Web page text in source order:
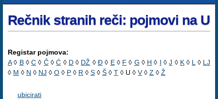
Rečnik stranih reči: pojmovi na U
Registar pojmova:
A◊ B◊C ◊ Č◊Ć ◊ D◊ DŽ ◊ Đ◊ E◊ F ◊ G ◊ H ◊ I ◊J ◊ K◊ L ◊ LJ
◊ M ◊ N ◊ NJ ◊ O ◊ P ◊ R ◊ S ◊ Š ◊ T ◊ U ◊ V◊ Z ◊ Ž
ubicirati